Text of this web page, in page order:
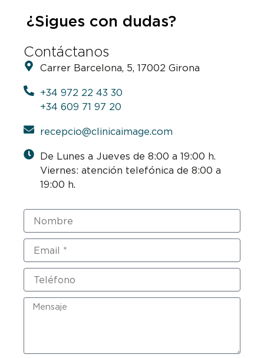
¿Sigues con dudas?
Contáctanos
Carrer Barcelona, 5, 17002 Girona
+34 972 22 43 30
+34 609 71 97 20
recepcio@clinicaimage.com
De Lunes a Jueves de 8:00 a 19:00 h.
Viernes: atención telefónica de 8:00 a
19:00 h.
Nombre
Email
Teléfono
Mensaje